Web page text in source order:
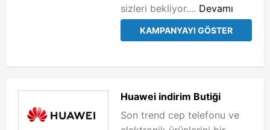
sizleri bekliyor.... Devamı
KAMPANYAYI GÖSTER
Huawei indirim Butiği
Son trend cep telefonu ve